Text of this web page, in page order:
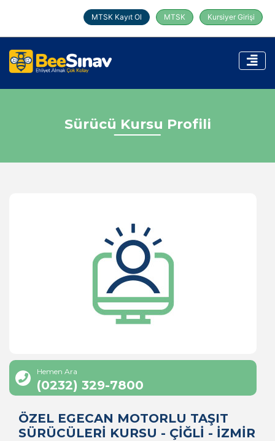
MTSK Kayıt Ol MTSK Kursiyer Girişi
Sürücü Kursu Profili
Hemen Ara
(0232) 329-7800
ÖZEL EGECAN MOTORLU TAŞIT
SÜRÜCÜLERİ KURSU - ÇİĞLİ - İZMİR